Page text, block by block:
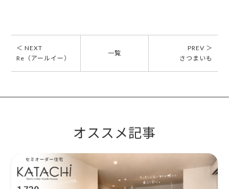
＜ NEXT
Re（アールイー）
一覧
PREV ＞
さつまいも
オススメ記事